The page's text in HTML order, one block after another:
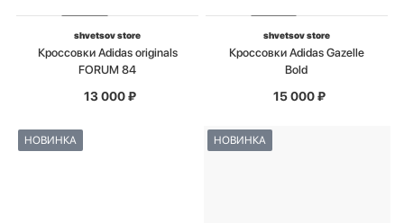
shvetsov store
Кроссовки Adidas originals
FORUM 84
13 000₽
shvetsov store
Кроссовки Adidas Gazelle
Bold
15 000₽
НОВИНКА НОВИНКА